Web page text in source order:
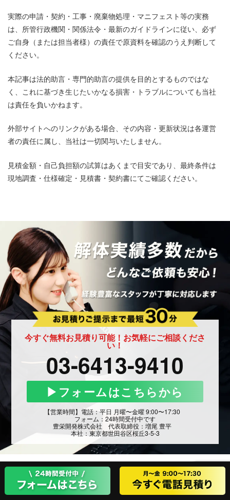
実際の申請・契約・工事・廃棄物処理・マニフェスト等の実務
は、所管行政機関・関係法令・最新のガイドラインに従い、必ず
ご自身（または担当者様）の責任で原資料を確認のうえ判断して
ください。
本記事は法的助言・専門的助言の提供を目的とするものではな
く、これに基づき生じたいかなる損害・トラブルについても当社
は責任を負いかねます。
外部サイトへのリンクがある場合、その内容・更新状況は各運営
者の責任に属し、当社は一切関与いたしません。
見積金額・自己負担額の試算はあくまで目安であり、最終条件は
現地調査・仕様確定・見積書・契約書にてご確認ください。
今すぐ無料お見積り可能！お気軽にご相談くださ
い！
03-6413-9410
▶︎フォームはこちらから
【営業時間】電話：平日 月曜〜金曜 9:00〜17:30
フォーム：24時間受付中です
豊栄開発株式会社 代表取締役：増尾 豊平
本社：東京都世田谷区桜丘3-5-3